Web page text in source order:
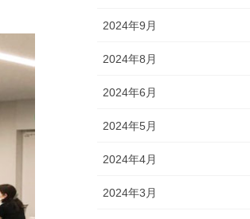
2024年9月
2024年8月
2024年6月
2024年5月
2024年4月
2024年3月